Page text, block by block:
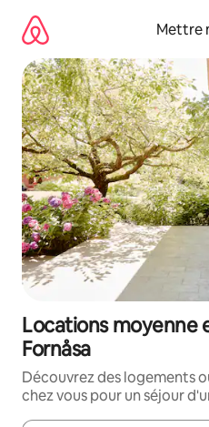
directement
contenu
Mettre
Locations moyenne
Fornåsa
Découvrez des logements
chez vous pour un séjour